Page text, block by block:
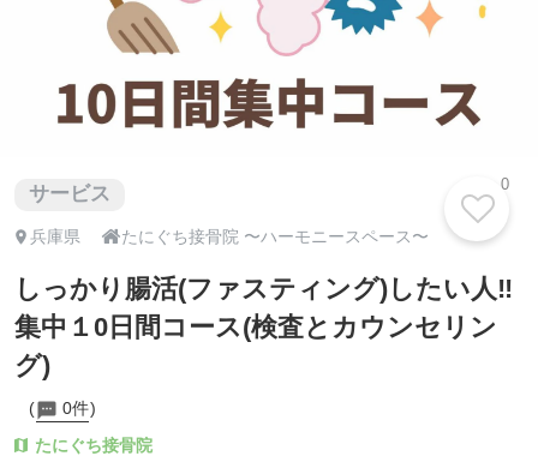
サービス
兵庫県 たにぐち接骨院 〜ハーモニースペース〜
しっかり腸活(ファスティング)したい人‼
集中１0日間コース(検査とカウンセリン
グ)
0件
たにぐち接骨院
0